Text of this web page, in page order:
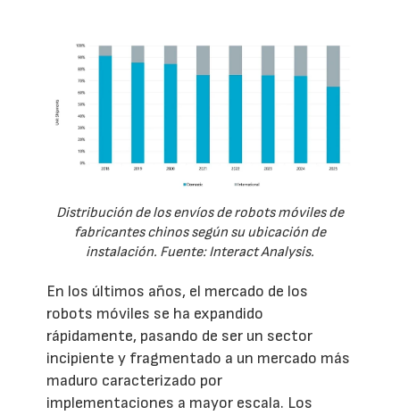
Distribución de los envíos de robots móviles de
fabricantes chinos según su ubicación de
instalación. Fuente: Interact Analysis.
En los últimos años, el mercado de los
robots móviles se ha expandido
rápidamente, pasando de ser un sector
incipiente y fragmentado a un mercado más
maduro caracterizado por
implementaciones a mayor escala. Los